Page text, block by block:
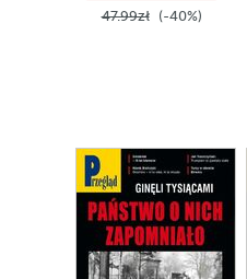
47.99zł (-40%)